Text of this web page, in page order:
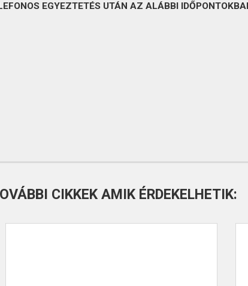
EGYEZTETÉS UTÁN AZ ALÁBBI
CIKKEK AMIK ÉRDEKELHETIK: